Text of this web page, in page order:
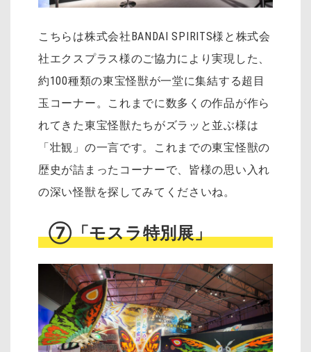
こちらは株式会社BANDAI SPIRITS様と株式会
社エクスプラス様のご協力により実現した、
約100種類の東宝怪獣が一堂に集結する超目
玉コーナー。これまでに数多くの作品が作ら
れてきた東宝怪獣たちがズラッと並ぶ様は
「壮観」の一言です。これまでの東宝怪獣の
歴史が詰まったコーナーで、皆様の思い入れ
の深い怪獣を探してみてくださいね。
⑦「モスラ特別展」